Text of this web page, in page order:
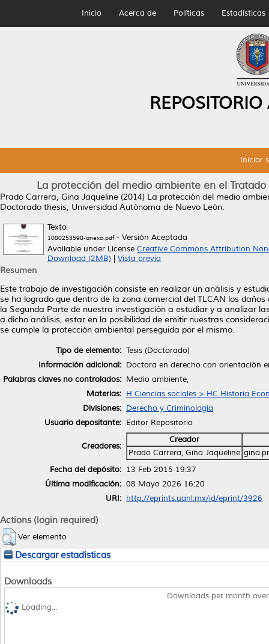
Inicio Acerca de Políticas Estadísticas
Iniciar
La protección del medio ambiente en el
Prado Carrera, Gina Jaqueline (2014) La protección del medio
Doctorado thesis, Universidad Autónoma de Nuevo León.
Texto
1080253598-anexo.pdf- Versión Aceptada
Available under License Creative Commons Attribution
Download (2MB)
Vista previa
Resumen
Este trabajo de investigación consiste en realizar un análisis y
se ha logrado que dentro de la zona comercial del TLCAN los
la Segunda Parte de nuestra investigación a estudiar y a analizar
a dicho análisis, estar en la posibilidad de emitir nuestras
se cumple la protección ambiental perseguida por el mismo.
Tipo de elemento: Tesis (Doctorado)
Información adicional: Doctora en derecho con orientación
Palabras claves no controlados: Medio ambiente,
Materias: H Ciencias sociales > HC Historia
Divisiones: Derecho y Criminología
Usuario depositante: Editor Repositorio
Creadores:
Creador
Prado Carrera, Gina Jaqueline
Fecha del depósito: 13 Feb 2015 19:37
Última modificación: 08 Mayo 2026 16:20
URI: http://eprints.uanl.mx/id/eprint/3926
Actions (login required)
Ver elemento
Descargar estadísticas
Downloads
Downloads per month
Loading...